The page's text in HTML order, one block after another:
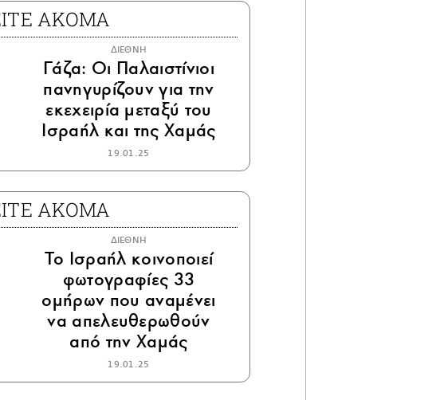
ΑΚΟΜΑ
ΔΙΕΘΝΗ
Γάζα: Οι Παλαιστίνιοι
πανηγυρίζουν για την
εκεχειρία μεταξύ του
Ισραήλ και της Χαμάς
19.01.25
ΑΚΟΜΑ
ΔΙΕΘΝΗ
Το Ισραήλ κοινοποιεί
φωτογραφίες 33
ομήρων που αναμένει
να απελευθερωθούν
από την Χαμάς
19.01.25